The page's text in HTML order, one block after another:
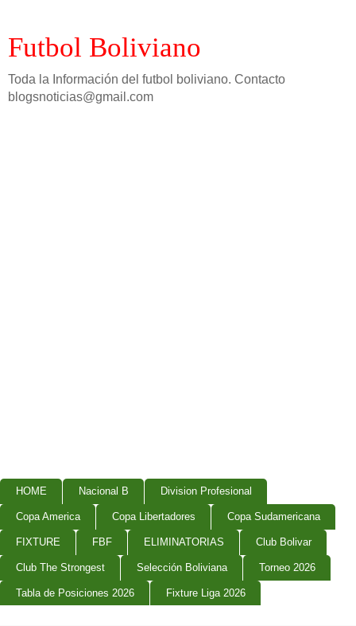
Futbol Boliviano
Toda la Información del futbol boliviano. Contacto
blogsnoticias@gmail.com
HOME Nacional B Division Profesional
Copa America Copa Libertadores Copa Sudamericana
FIXTURE FBF ELIMINATORIAS Club Bolivar
Club The Strongest Selección Boliviana Torneo 2026
Tabla de Posiciones 2026 Fixture Liga 2026